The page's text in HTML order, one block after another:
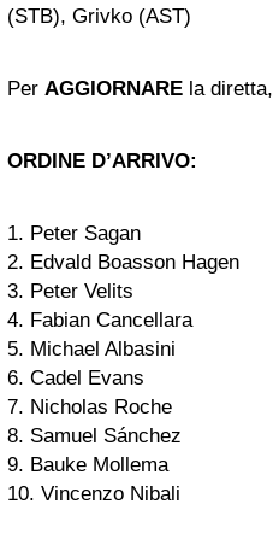
(STB), Grivko (AST)
Per AGGIORNARE la diretta,
ORDINE D’ARRIVO:
1. Peter Sagan
2. Edvald Boasson Hagen
3. Peter Velits
4. Fabian Cancellara
5. Michael Albasini
6. Cadel Evans
7. Nicholas Roche
8. Samuel Sánchez
9. Bauke Mollema
10. Vincenzo Nibali